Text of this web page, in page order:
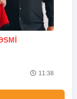
11:38